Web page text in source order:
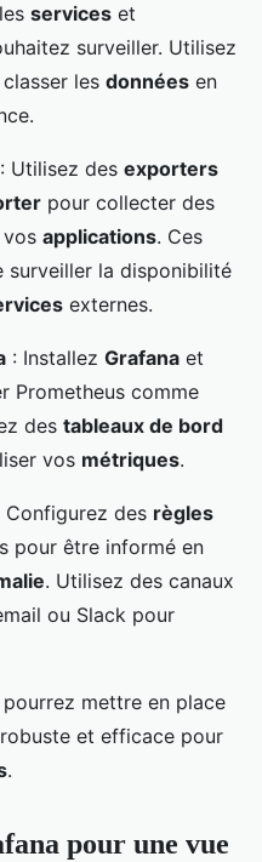
services et
surveiller. Utilisez
les données en
: Utilisez des exporters
pour collecter des
applications. Ces
surveiller la disponibilité
externes.
: Installez Grafana et
Prometheus comme
des tableaux de bord
vos métriques.
Configurez des règles
pour être informé en
. Utilisez des canaux
ou Slack pour
mettre en place
robuste et efficace pour
.
pour une vue